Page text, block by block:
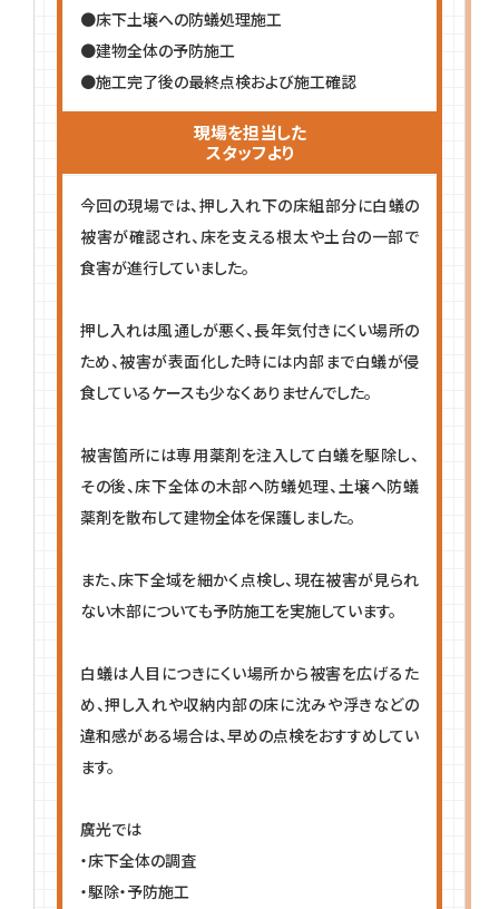
●床下土壌への防蟻処理施工
●建物全体の予防施工
●施工完了後の最終点検および施工確認
現場を担当した
スタッフより
今回の現場では、押し入れ下の床組部分に白蟻の
被害が確認され、床を支える根太や土台の一部で
食害が進行していました。
押し入れは風通しが悪く、長年気付きにくい場所の
ため、被害が表面化した時には内部まで白蟻が侵
食しているケースも少なくありませんでした。
被害箇所には専用薬剤を注入して白蟻を駆除し、
その後、床下全体の木部へ防蟻処理、土壌へ防蟻
薬剤を散布して建物全体を保護しました。
また、床下全域を細かく点検し、現在被害が見られ
ない木部についても予防施工を実施しています。
白蟻は人目につきにくい場所から被害を広げるた
め、押し入れや収納内部の床に沈みや浮きなどの
違和感がある場合は、早めの点検をおすすめしてい
ます。
廣光では
・床下全体の調査
・駆除・予防施工